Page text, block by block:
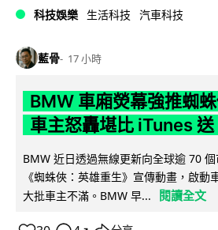
科技娛樂 生活科技 汽車科技
藍骨 17 小時
BMW 車廂熒幕強推蜘
車主怒轟堪比 iTunes
BMW 近日透過無線更新向全球逾 70
《蜘蛛俠：英雄重生》宣傳動畫，啟動
大批車主不滿。BMW 早...
閱讀全文